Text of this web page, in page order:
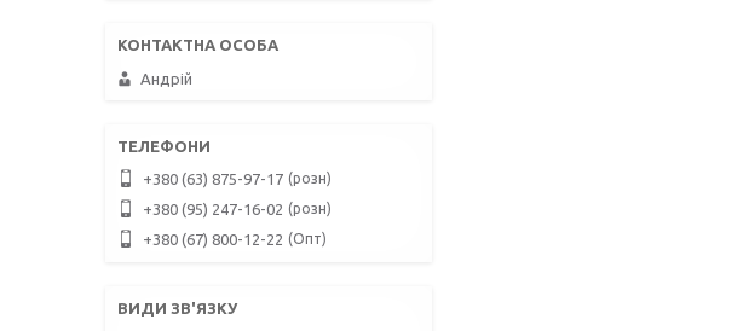
Андрій
+380 (63) 875-97-17 розн
+380 (95) 247-16-02 розн
+380 (67) 800-12-22 Опт